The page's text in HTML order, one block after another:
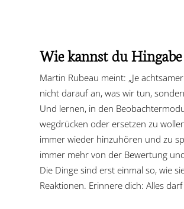
Wie kannst du Hingabe
Martin Rubeau meint: „Je
nicht darauf an, was wir tun,
Und lernen, in den
wegdrücken oder ersetzen zu
immer wieder hinzuhören und zu
immer mehr von der Bewertung
Die Dinge sind erst einmal so, wie
Reaktionen. Erinnere dich: Alles